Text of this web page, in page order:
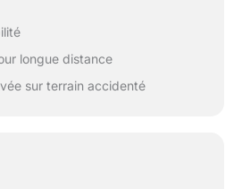
longue distance
sur terrain accidenté